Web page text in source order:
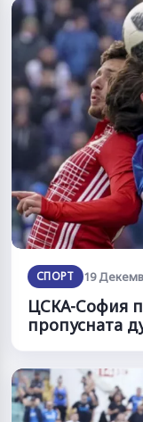
СПОРТ 19
ЦСКА-София
пропусната